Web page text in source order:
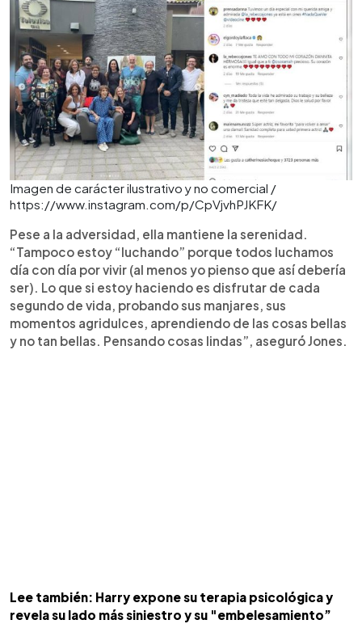
Imagen de carácter ilustrativo y no comercial /
https://www.instagram.com/p/CpVjvhPJKFK/
Pese a la adversidad, ella mantiene la serenidad.
“Tampoco estoy “luchando” porque todos luchamos
día con día por vivir (al menos yo pienso que así debería
ser). Lo que si estoy haciendo es disfrutar de cada
segundo de vida, probando sus manjares, sus
momentos agridulces, aprendiendo de las cosas bellas
y no tan bellas. Pensando cosas lindas”, aseguró Jones.
Lee también: Harry expone su terapia psicológica y
revela su lado más siniestro y su "embelesamiento”